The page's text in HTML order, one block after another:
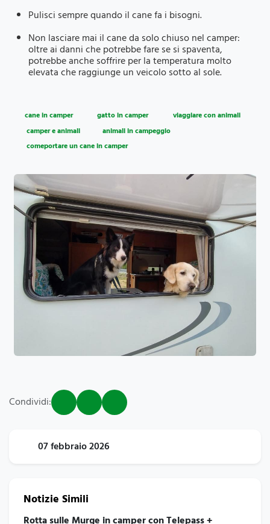
Pulisci sempre quando il cane fa i bisogni.
Non lasciare mai il cane da solo chiuso nel camper:
oltre ai danni che potrebbe fare se si spaventa,
potrebbe anche soffrire per la temperatura molto
elevata che raggiunge un veicolo sotto al sole.
cane in camper gatto in camper
viaggiare con animali
camper e animali
animali in campeggio
comeportare un cane in camper
Condividi:
07 febbraio 2026
Notizie Simili
Rotta sulle Murge in camper con Telepass +